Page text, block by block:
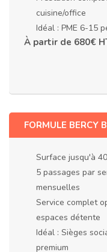
cuisine/office
Idéal : PME 6-15
À partir de 680€
FORMULE BERCY
Surface jusqu'à
5 passages par
mensuelles
Service complet
espaces détente
Idéal : Sièges
premium